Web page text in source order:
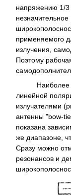
напряжению 1/
применяемого
излучения,
Поэтому
Наиболее
линейной
излучателями
антенны "bow-
показана
же диапазоне,
Сразу можно
резонансов и